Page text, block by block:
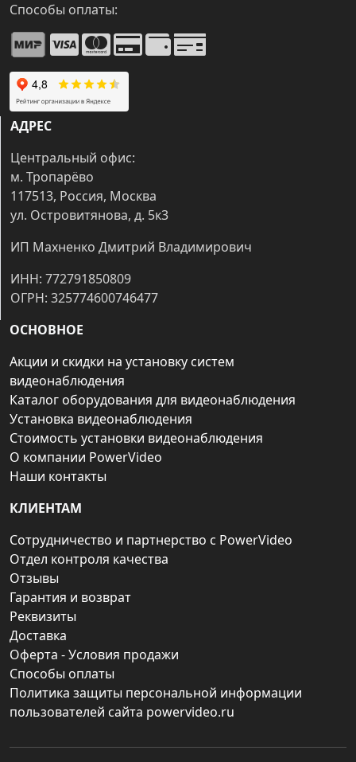
Способы оплаты:
АДРЕС
Центральный офис:
м. Тропарёво
117513, Россия, Москва
ул. Островитянова, д. 5к3
ИП Махненко Дмитрий Владимирович
ИНН: 772791850809
ОГРН: 325774600746477
ОСНОВНОЕ
Акции и скидки на установку систем
видеонаблюдения
Каталог оборудования для видеонаблюдения
Установка видеонаблюдения
Стоимость установки видеонаблюдения
О компании PowerVideo
Наши контакты
КЛИЕНТАМ
Сотрудничество и партнерство с PowerVideo
Отдел контроля качества
Отзывы
Гарантия и возврат
Реквизиты
Доставка
Оферта - Условия продажи
Способы оплаты
Политика защиты персональной информации
пользователей сайта powervideo.ru